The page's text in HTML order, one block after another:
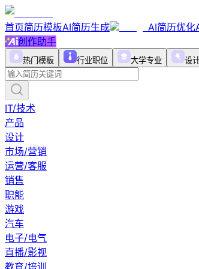
首页简历模板AI简历生成 AI简历优化
创作助手
热门模板 行业职位 大学专业 设
IT/技术
产品
设计
市场/营销
运营/客服
销售
职能
游戏
汽车
电子/电气
直播/影视
教育/培训